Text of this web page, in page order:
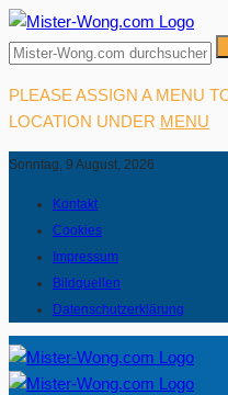
PLEASE ASSIGN A MENU
LOCATION UNDER MENU
Sonntag, 9 August, 2026
Kontakt
Cookies
Impressum
Bildquellen
Datenschutzerklärung